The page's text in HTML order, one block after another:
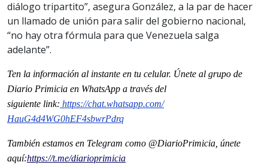
diálogo tripartito”, asegura González, a la par de hacer
un llamado de unión para salir del gobierno nacional,
“no hay otra fórmula para que Venezuela salga
adelante”.
Ten la información al instante en tu celular. Únete al grupo de
Diario Primicia en WhatsApp a través del
siguiente link: https://chat.whatsapp.com/
HauG4d4WG0hEF4sbwrPdrq
También estamos en Telegram como @DiarioPrimicia, únete
aquí:https://t.me/diarioprimicia